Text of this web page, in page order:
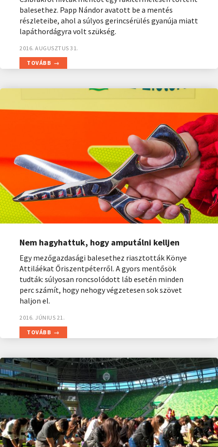
balesethez. Papp Nándor avatott be a mentés
részleteibe, ahol a súlyos gerincsérülés gyanúja miatt
lapáthordágyra volt szükség.
TOVÁBB
2016. AUGUSZTUS 31.
Nem hagyhattuk, hogy amputálni kelljen
Egy mezőgazdasági balesethez riasztották Könye
Attiláékat Őriszentpéterről. A gyors mentősök
tudták: súlyosan roncsolódott láb esetén minden
perc számít, hogy nehogy végzetesen sok szövet
haljon el.
TOVÁBB
2016. JÚNIUS 21.